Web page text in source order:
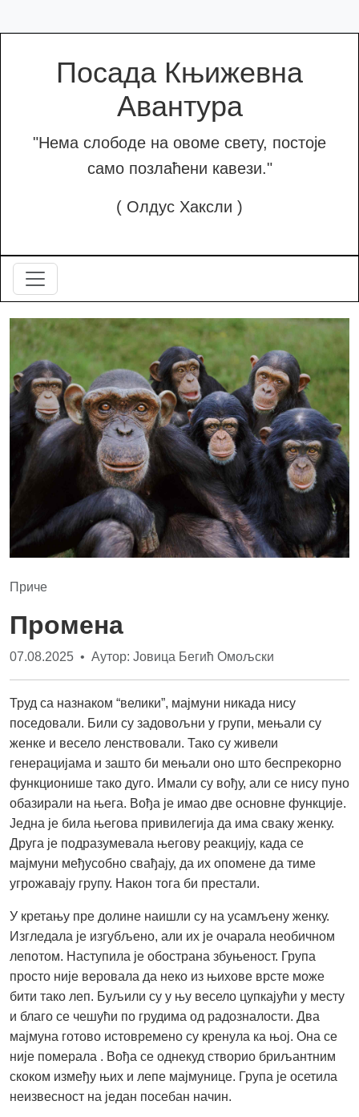
Посада Књижевна
Авантура
"Нема слободе на овоме свету, постоје
само позлаћени кавези."
( Олдус Хаксли )
Приче
Промена
07.08.2025 • Аутор: Јовица Бегић Омољски
Труд са назнаком “велики”, мајмуни никада нису
поседовали. Били су задовољни у групи, мењали су
женке и весело ленствовали. Тако су живели
генерацијама и зашто би мењали оно што беспрекорно
функционише тако дуго. Имали су вођу, али се нису пуно
обазирали на њега. Вођа је имао две основне функције.
Једна је била његова привилегија да има сваку женку.
Друга је подразумевала његову реакцију, када се
мајмуни међусобно свађају, да их опомене да тиме
угрожавају групу. Након тога би престали.
У кретању пре долине наишли су на усамљену женку.
Изгледала је изгубљено, али их је очарала необичном
лепотом. Наступила је обострана збуњеност. Група
просто није веровала да неко из њихове врсте може
бити тако леп. Буљили су у њу весело цупкајући у месту
и благо се чешући по грудима од радозналости. Два
мајмуна готово истовремено су кренула ка њој. Она се
није померала . Вођа се однекуд створио бриљантним
скоком између њих и лепе мајмунице. Група је осетила
неизвесност на један посебан начин.